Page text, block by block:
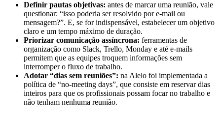
Definir pautas objetivas: antes de marcar uma reunião, vale
questionar: “isso poderia ser resolvido por e-mail ou
mensagem?”. E, se for indispensável, estabelecer um objetivo
claro e um tempo máximo de duração.
Priorizar comunicação assíncrona: ferramentas de
organização como Slack, Trello, Monday e até e-mails
permitem que as equipes troquem informações sem
interromper o fluxo de trabalho.
Adotar “dias sem reuniões”: na Alelo foi implementada a
política de “no-meeting days”, que consiste em reservar dias
inteiros para que os profissionais possam focar no trabalho e
não tenham nenhuma reunião.